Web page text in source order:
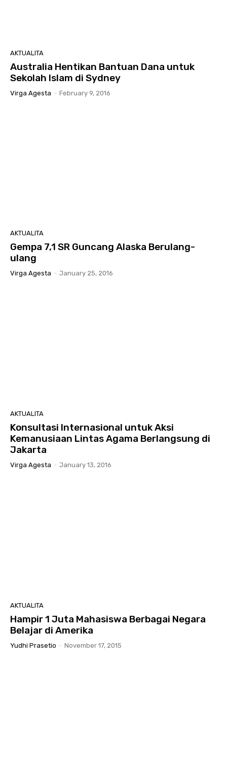
AKTUALITA
Australia Hentikan Bantuan Dana untuk
Sekolah Islam di Sydney
Virga Agesta - February 9, 2016
AKTUALITA
Gempa 7,1 SR Guncang Alaska Berulang-
ulang
Virga Agesta - January 25, 2016
AKTUALITA
Konsultasi Internasional untuk Aksi
Kemanusiaan Lintas Agama Berlangsung di
Jakarta
Virga Agesta - January 13, 2016
AKTUALITA
Hampir 1 Juta Mahasiswa Berbagai Negara
Belajar di Amerika
Yudhi Prasetio - November 17, 2015